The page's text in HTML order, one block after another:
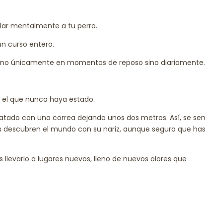
mentalmente a tu perro.
curso entero.
únicamente en momentos de reposo sino diariamente.
que nunca haya estado.
con una correa dejando unos dos metros. Así, se
el mundo con su nariz, aunque seguro que
a lugares nuevos, lleno de nuevos olores que